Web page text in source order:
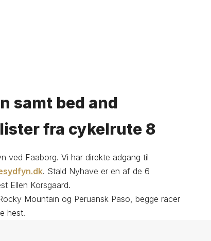
samt bed and
fra cykelrute 8
ved Faaborg. Vi har direkte adgang til
. Stald Nyhave er en af de 6
Ellen Korsgaard.
Mountain og Peruansk Paso, begge racer
hest.